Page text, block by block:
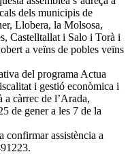
dels municipis de
Llobera, la Molsosa,
Castelltallat i Salo i Torà i
a veïns de pobles veïns
del programa Actua
i gestió econòmica i
a càrrec de l’Arada,
de gener a les 7 de la
confirmar assistència a